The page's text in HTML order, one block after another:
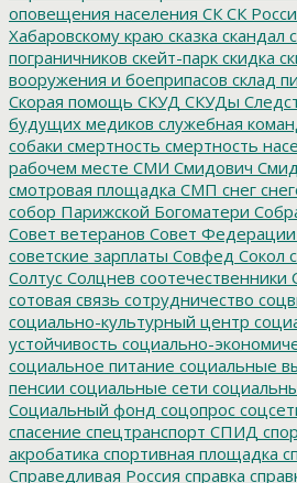
оповещения населения СК СК
Хабаровскому краю сказка скандал
пограничников скейт-парк скидка
вооружения и боеприпасов склад
Скорая помощь СКУД СКУДы
будущих медиков служебная
собаки смертность смертность
рабочем месте СМИ Смидович
смотровая площадка СМП снег
собор Парижской Богоматери
Совет ветеранов Совет Федерации
советские зарплаты Совфед Сокол
Солтус Солцнев соотечественники
сотовая связь сотрудничество
социально-культурный центр
устойчивость социально-
социальное питание социальные
пенсии социальные сети
Социальный фонд соцопрос
спасение спецтранспорт СПИД
акробатика спортивная площадка
Справедливая Россия справка